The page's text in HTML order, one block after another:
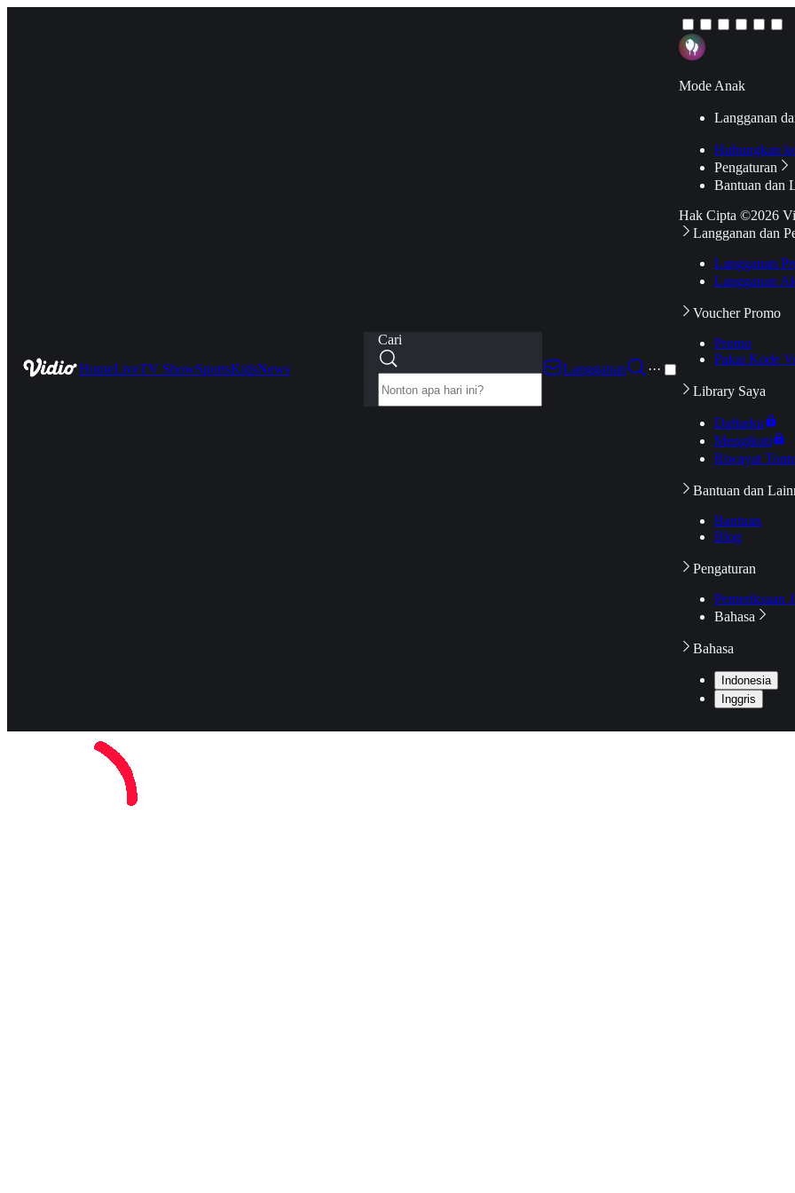
HomeLiveTV ShowSportsKidsNews
Cari
Langganan
···
Mode Anak
Langganan
Hubungkan
Pengaturan
Bantuan dan
Hak Cipta ©2026
Langganan dan
Langganan
Langganan
Voucher Promo
Promo
Pakai Kode
Library Saya
Daftarku
Mengikuti
Riwayat
Bantuan dan
Bantuan
Blog
Pengaturan
Pemeriksaan
Bahasa
Bahasa
Indonesia
Inggris